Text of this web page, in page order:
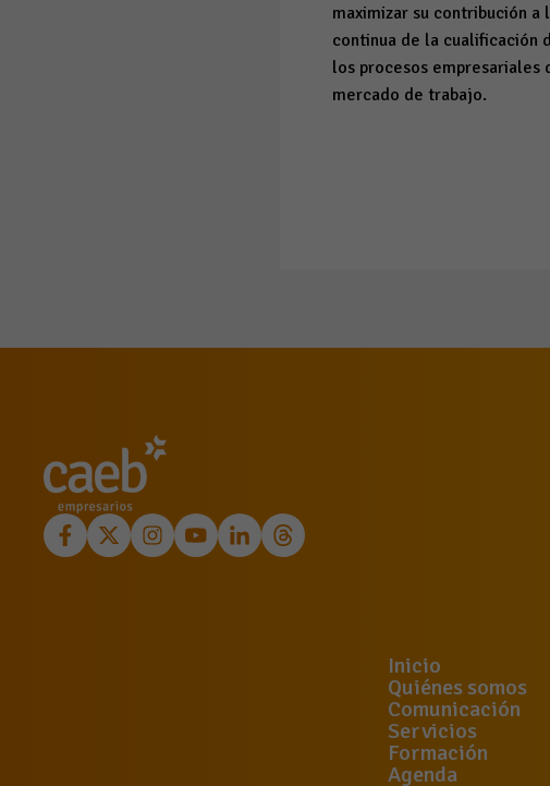
maximizar su contribución
continua de la cualificación
los procesos empresariales
mercado de trabajo.
Inicio
Quiénes somos
Comunicación
Servicios
Formación
Agenda